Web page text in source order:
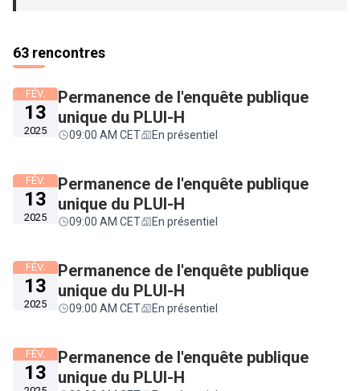
63 rencontres
FÉV.
13
2025
Permanence de l'enquête publique
unique du PLUI-H
09:00 AM CET En présentiel
FÉV.
13
2025
Permanence de l'enquête publique
unique du PLUI-H
09:00 AM CET En présentiel
FÉV.
13
2025
Permanence de l'enquête publique
unique du PLUI-H
09:00 AM CET En présentiel
FÉV.
13
Permanence de l'enquête publique
unique du PLUI-H